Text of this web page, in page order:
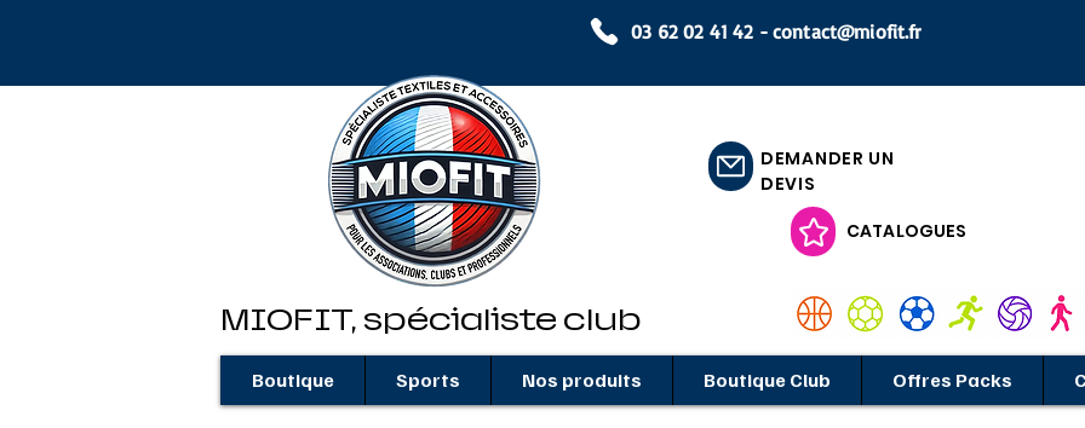
03 62 02 41 42 - contact@miofit.fr
MIOFIT, spécialiste club
DEMANDER UN
DEVIS
CATALOGUES
Boutique Sports Nos produits Boutique Club Offres Packs